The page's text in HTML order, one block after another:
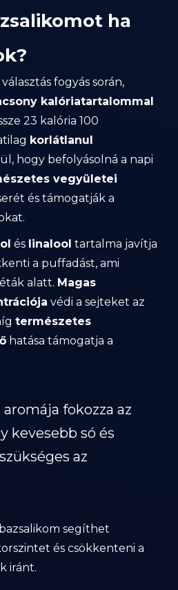
ha
fogyás során,
kalóriatartalommal
23 kalória 100
korlátlanul
hogy befolyásolná a napi
vegyületei
és támogatják a
és linalool tartalma javítja
a puffadást, ami
alatt. Magas
védi a sejteket az
természetes
hatása támogatja a
fokozza az
kevesebb só és
az
segíthet
és csökkenteni a
iránt.